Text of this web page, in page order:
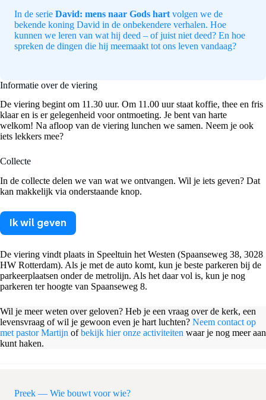
In de serie David: mens naar Gods hart volgen we de
bekende koning David in de onbekendere verhalen. Hoe
kunnen we leren van wat hij deed – of juist niet deed? En hoe
spreken de dingen die hij meemaakt tot ons leven vandaag?
Informatie over de viering
De viering begint om 11.30 uur. Om 11.00 uur staat koffie, thee en fris
klaar en is er gelegenheid voor ontmoeting. Je bent van harte
welkom! Na afloop van de viering lunchen we samen. Neem je ook
iets lekkers mee?
Collecte
In de collecte delen we van wat we ontvangen. Wil je iets geven? Dat
kan makkelijk via onderstaande knop.
Ik wil geven
De viering vindt plaats in Speeltuin het Westen (Spaanseweg 38, 3028
HW Rotterdam). Als je met de auto komt, kun je beste parkeren bij de
parkeerplaatsen onder de metrolijn. Als het daar vol is, kun je nog
parkeren ter hoogte van Spaanseweg 8.
Wil je meer weten over geloven? Heb je een vraag over de kerk, een
levensvraag of wil je gewoon even je hart luchten? Neem contact op
met pastor Martijn ofbekijk hier onze activiteiten waar je nog meer aan
kunt haken.
Preek — Wie bouwt voor wie?